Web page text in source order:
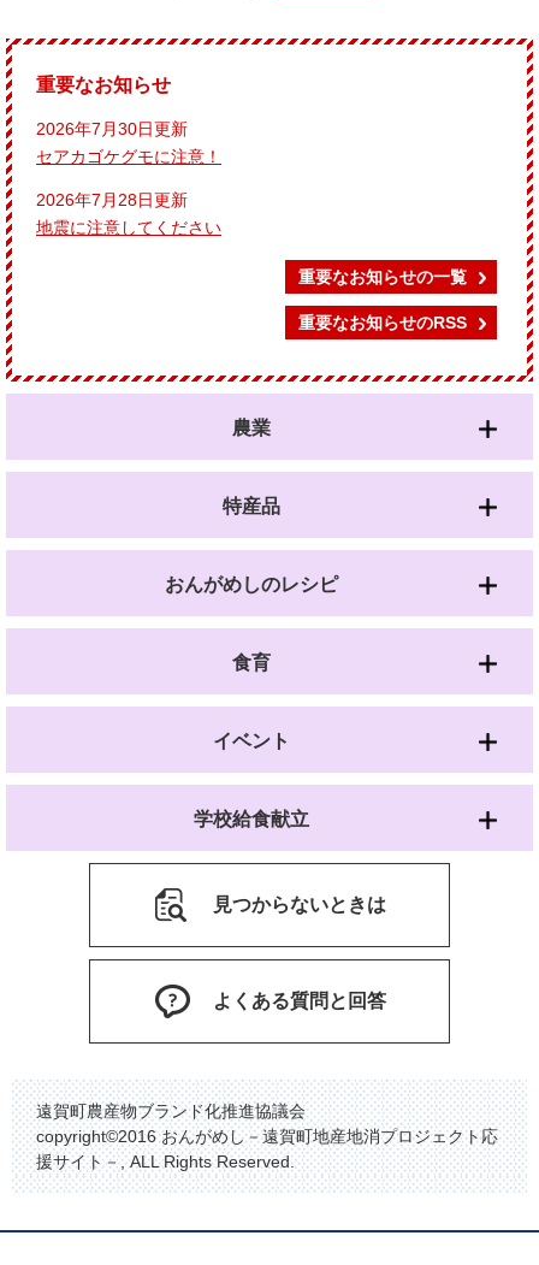
重要なお知らせ
2026年7月30日更新
セアカゴケグモに注意！
2026年7月28日更新
地震に注意してください
重要なお知らせの一覧
重要なお知らせのRSS
農業
特産品
おんがめしのレシピ
食育
イベント
学校給食献立
見つからないときは
よくある質問と回答
遠賀町農産物ブランド化推進協議会
copyright©2016 おんがめし－遠賀町地産地消プロジェクト応
援サイト－, ALL Rights Reserved.